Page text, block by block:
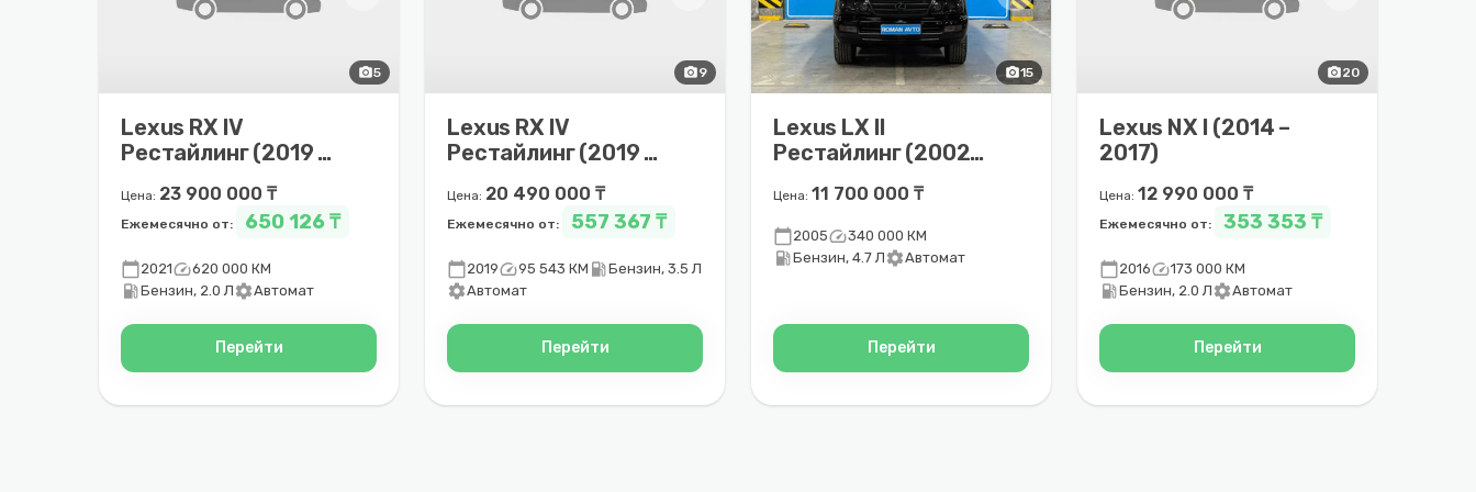
photo_camera5
Lexus RX IV
Рестайлинг (2019 –
Цена: 23 900 000 ₸
Ежемесячно от: 650 126 ₸
calendar_today2021speed620 000 КМ
local_gas_stationБензин, 2.0 Л settingsАвтомат
Перейти
photo_camera9
Lexus RX IV
Рестайлинг (2019 –
Цена: 20 490 000 ₸
Ежемесячно от: 557 367 ₸
calendar_today2019speed95 543 КМ local_gas_stationБензин, 3.5 Л
settingsАвтомат
Перейти
photo_camera15
Lexus LX II
Рестайлинг (2002 –
Цена: 11 700 000 ₸
calendar_today2005speed340 000 КМ
local_gas_stationБензин, 4.7 Л settingsАвтомат
Перейти
photo_camera20
Lexus NX I (2014 –
2017)
Цена: 12 990 000 ₸
Ежемесячно от: 353 353 ₸
calendar_today2016speed173 000 КМ
local_gas_stationБензин, 2.0 Л settingsАвтомат
Перейти